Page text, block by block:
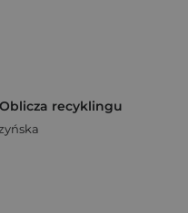
recyklingu